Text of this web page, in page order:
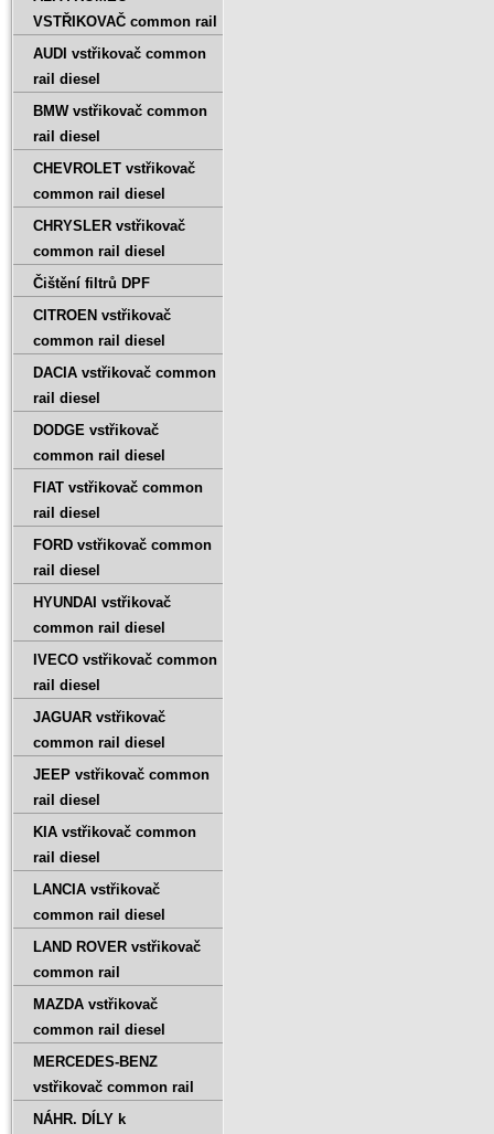
VSTŘIKOVAČ common rail
AUDI vstřikovač common
rail diesel
BMW vstřikovač common
rail diesel
CHEVROLET vstřikovač
common rail diesel
CHRYSLER vstřikovač
common rail diesel
Čištění filtrů DPF
CITROEN vstřikovač
common rail diesel
DACIA vstřikovač common
rail diesel
DODGE vstřikovač
common rail diesel
FIAT vstřikovač common
rail diesel
FORD vstřikovač common
rail diesel
HYUNDAI vstřikovač
common rail diesel
IVECO vstřikovač common
rail diesel
JAGUAR vstřikovač
common rail diesel
JEEP vstřikovač common
rail diesel
KIA vstřikovač common
rail diesel
LANCIA vstřikovač
common rail diesel
LAND ROVER vstřikovač
common rail
MAZDA vstřikovač
common rail diesel
MERCEDES-BENZ
vstřikovač common rail
NÁHR. DÍLY k